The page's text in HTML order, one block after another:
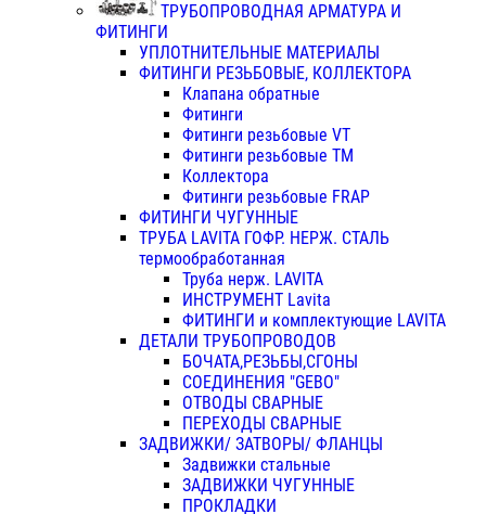
ТРУБОПРОВОДНАЯ АРМАТУРА И
ФИТИНГИ
УПЛОТНИТЕЛЬНЫЕ МАТЕРИАЛЫ
ФИТИНГИ РЕЗЬБОВЫЕ, КОЛЛЕКТОРА
Клапана обратные
Фитинги
Фитинги резьбовые VT
Фитинги резьбовые ТМ
Коллектора
Фитинги резьбовые FRAP
ФИТИНГИ ЧУГУННЫЕ
ТРУБА LAVITA ГОФР. НЕРЖ. СТАЛЬ
термообработанная
Труба нерж. LAVITA
ИНСТРУМЕНТ Lavita
ФИТИНГИ и комплектующие LAVITA
ДЕТАЛИ ТРУБОПРОВОДОВ
БОЧАТА,РЕЗЬБЫ,СГОНЫ
СОЕДИНЕНИЯ "GEBO"
ОТВОДЫ СВАРНЫЕ
ПЕРЕХОДЫ СВАРНЫЕ
ЗАДВИЖКИ/ ЗАТВОРЫ/ ФЛАНЦЫ
Задвижки стальные
ЗАДВИЖКИ ЧУГУННЫЕ
ПРОКЛАДКИ